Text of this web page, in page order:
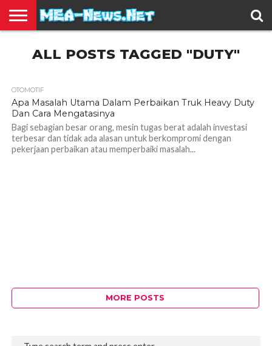
TERBARU
EDUKASI
HIBURAN
INSPIRASI
KESEHATAN
KULINER
OLAH
RAGA
OTOMOTIF
TRAVEL
JUAL
BELI
ALL POSTS TAGGED "DUTY"
OTOMOTIF
Apa Masalah Utama Dalam Perbaikan Truk Heavy Duty
Dan Cara Mengatasinya
Bagi sebagian besar orang, mesin tugas berat adalah investasi
terbesar dan tidak ada alasan untuk berkompromi dengan
pekerjaan perbaikan atau memperbaiki masalah...
MORE POSTS